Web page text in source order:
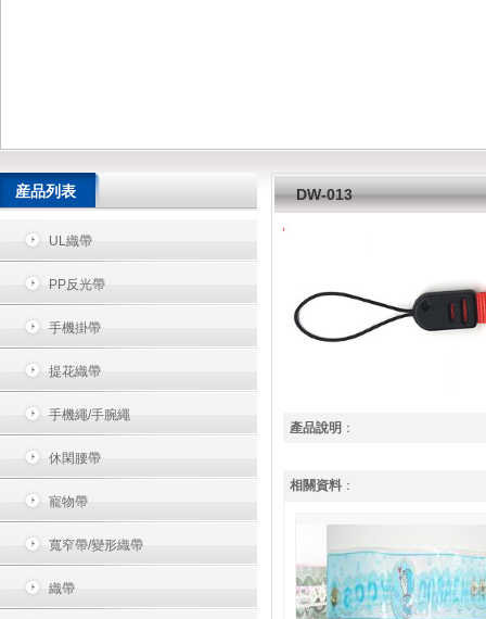
産品列表
UL織帶
PP反光帶
手機掛帶
提花織帶
手機繩/手腕繩
休閑腰帶
寵物帶
寬窄帶/變形織帶
織帶
DW-013
產品說明 ：
相關資料 ：